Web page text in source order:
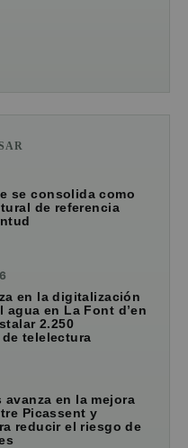
se consolida como
de referencia
en la digitalización
agua en La Font d’en
2.250
telelectura
avanza en la mejora
Picassent y
reducir el riesgo de